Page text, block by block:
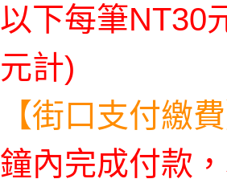
以下每筆NT30
元計)
【街口支付繳費
鐘內完成付款